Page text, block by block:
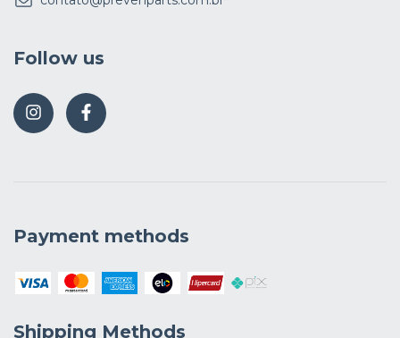
Follow us
Payment methods
Shipping Methods